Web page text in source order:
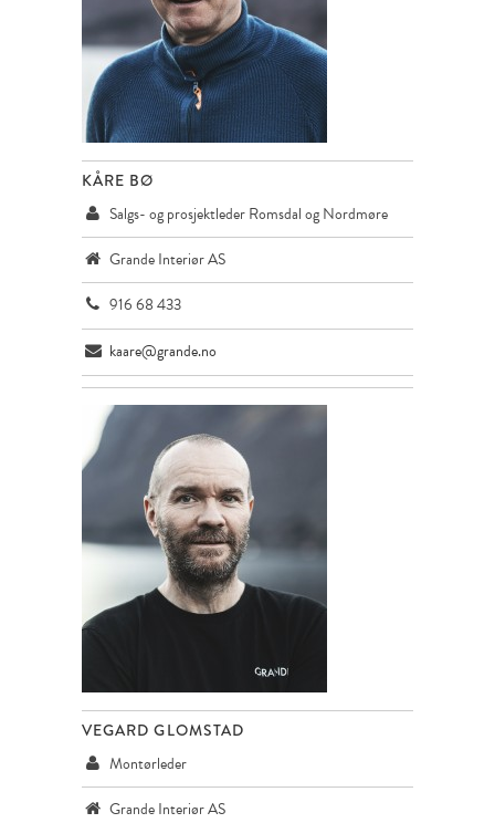
KÅRE BØ
Salgs- og prosjektleder Romsdal og Nordmøre
Grande Interiør AS
916 68 433
kaare@grande.no
VEGARD GLOMSTAD
Montørleder
Grande Interiør AS